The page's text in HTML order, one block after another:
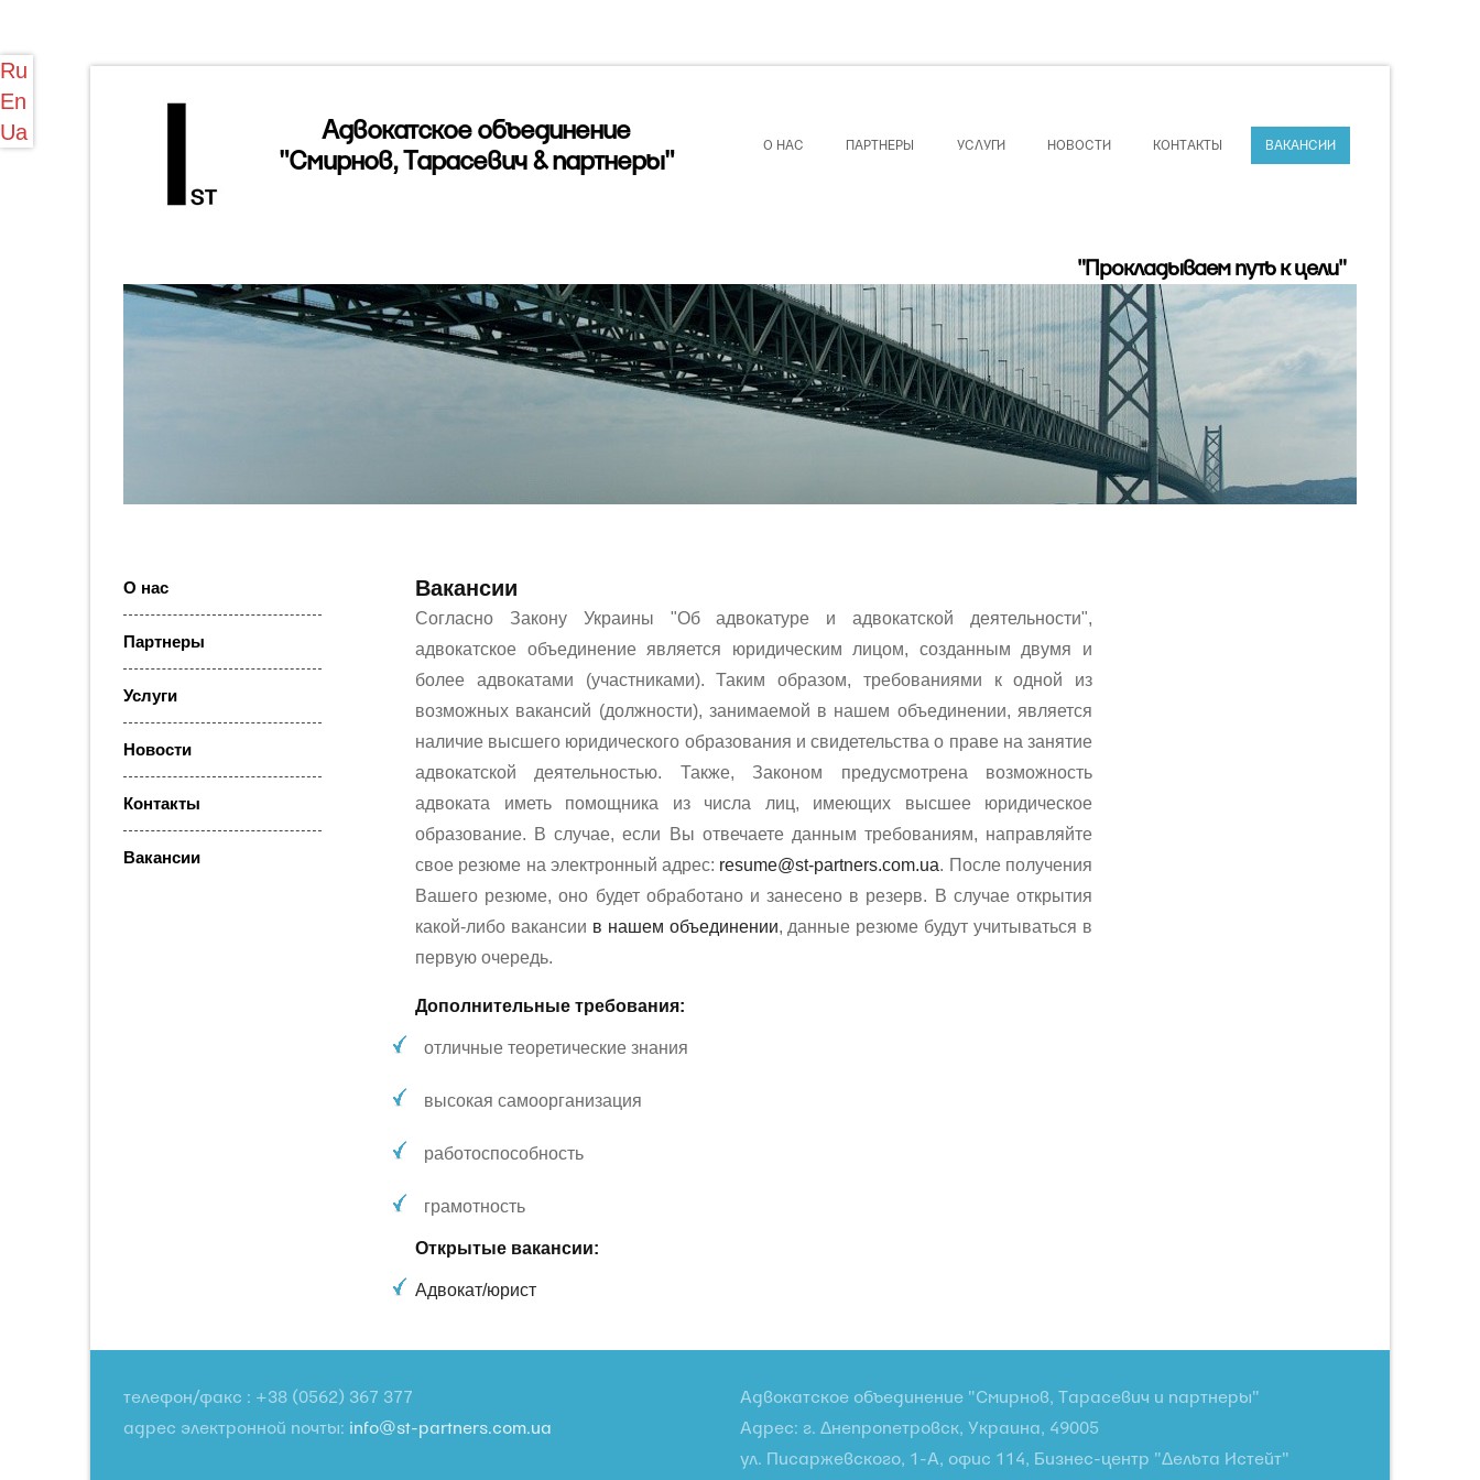
Ru
En
Ua
Адвокатское объединение
"Смирнов, Тарасевич & партнеры"
О НАС ПАРТНЕРЫ УСЛУГИ НОВОСТИ КОНТАКТЫ ВАКАНСИИ
"Прокладываем путь к цели"
О нас
Партнеры
Услуги
Новости
Контакты
Вакансии
Вакансии
Согласно Закону Украины "Об адвокатуре и адвокатской деятельности",
адвокатское объединение является юридическим лицом, созданным двумя и
более адвокатами (участниками). Таким образом, требованиями к одной из
возможных вакансий (должности), занимаемой в нашем объединении, является
наличие высшего юридического образования и свидетельства о праве на занятие
адвокатской деятельностью. Также, Законом предусмотрена возможность
адвоката иметь помощника из числа лиц, имеющих высшее юридическое
образование. В случае, если Вы отвечаете данным требованиям, направляйте
свое резюме на электронный адрес: resume@st-partners.com.ua. После получения
Вашего резюме, оно будет обработано и занесено в резерв. В случае открытия
какой-либо вакансии в нашем объединении, данные резюме будут учитываться в
первую очередь.
Дополнительные требования:
отличные теоретические знания
высокая самоорганизация
работоспособность
грамотность
Открытые вакансии:
Адвокат/юрист
телефон/факс : +38 (0562) 367 377
адрес электронной почты: info@st-partners.com.ua
Адвокатское объединение "Смирнов, Тарасевич и партнеры"
Адрес: г. Днепропетровск, Украина, 49005
ул. Писаржевского, 1-А, офис 114, Бизнес-центр "Дельта Истейт"